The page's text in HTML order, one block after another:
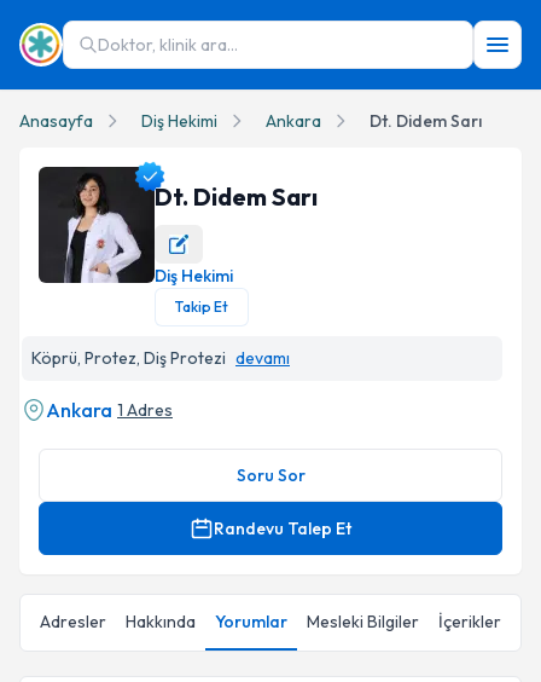
Doktor, klinik ara...
Anasayfa Diş Hekimi Ankara Dt. Didem Sarı
Dt. Didem Sarı Profil Fotoğrafı
Dt. Didem Sarı
Diş Hekimi
Takip Et
Köprü, Protez, Diş Protezi devamı
Ankara 1 Adres
Soru Sor
Randevu Talep Et
Adresler Hakkında Yorumlar Mesleki Bilgiler İçerikler